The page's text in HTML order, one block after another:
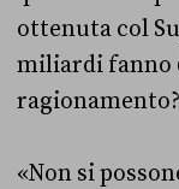
ottenuta col
miliardi fanno
ragionamento?
«Non si